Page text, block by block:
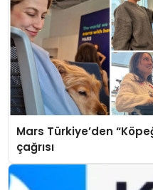
Mars Türkiye’den
çağrısı